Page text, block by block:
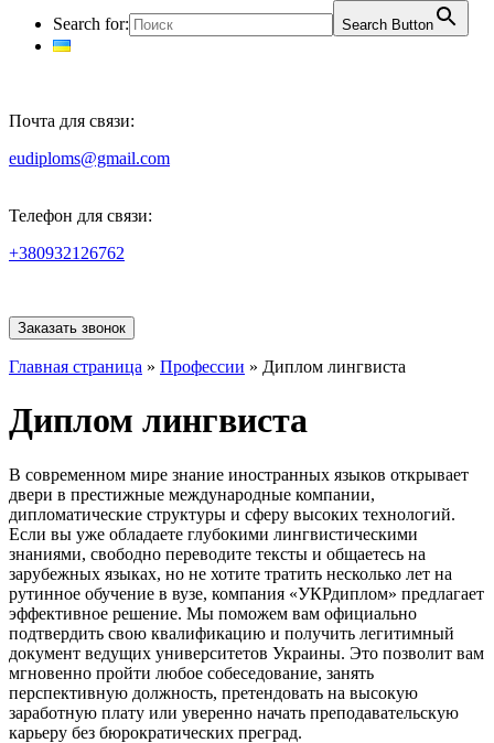
Search for:
Search Button
Почта для связи:
eudiploms@gmail.com
Телефон для связи:
+380932126762
Заказать звонок
Главная страница » Профессии » Диплом лингвиста
Диплом лингвиста
В современном мире знание иностранных языков открывает
двери в престижные международные компании,
дипломатические структуры и сферу высоких технологий.
Если вы уже обладаете глубокими лингвистическими
знаниями, свободно переводите тексты и общаетесь на
зарубежных языках, но не хотите тратить несколько лет на
рутинное обучение в вузе, компания «УКРдиплом» предлагает
эффективное решение. Мы поможем вам официально
подтвердить свою квалификацию и получить легитимный
документ ведущих университетов Украины. Это позволит вам
мгновенно пройти любое собеседование, занять
перспективную должность, претендовать на высокую
заработную плату или уверенно начать преподавательскую
карьеру без бюрократических преград.